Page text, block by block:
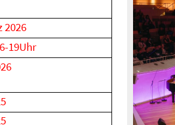
2026
19Uhr